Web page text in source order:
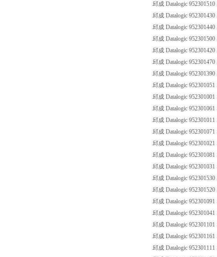
邱成 Datalogic
邱成 Datalogic
邱成 Datalogic
邱成 Datalogic
邱成 Datalogic
邱成 Datalogic
邱成 Datalogic
邱成 Datalogic
邱成 Datalogic
邱成 Datalogic
邱成 Datalogic
邱成 Datalogic
邱成 Datalogic
邱成 Datalogic
邱成 Datalogic
邱成 Datalogic
邱成 Datalogic
邱成 Datalogic
邱成 Datalogic
邱成 Datalogic
邱成 Datalogic
邱成 Datalogic